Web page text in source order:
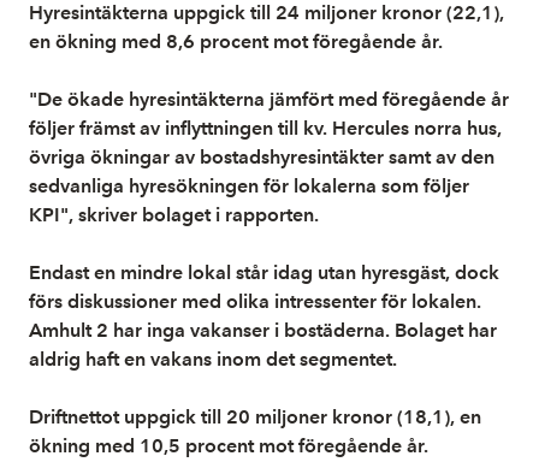
Hyresintäkterna uppgick till 24 miljoner kronor (22,1),
en ökning med 8,6 procent mot föregående år.
"De ökade hyresintäkterna jämfört med föregående år
följer främst av inflyttningen till kv. Hercules norra hus,
övriga ökningar av bostadshyresintäkter samt av den
sedvanliga hyresökningen för lokalerna som följer
KPI", skriver bolaget i rapporten.
Endast en mindre lokal står idag utan hyresgäst, dock
förs diskussioner med olika intressenter för lokalen.
Amhult 2 har inga vakanser i bostäderna. Bolaget har
aldrig haft en vakans inom det segmentet.
Driftnettot uppgick till 20 miljoner kronor (18,1), en
ökning med 10,5 procent mot föregående år.